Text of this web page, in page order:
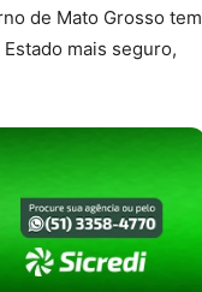
de Mato Grosso tem
mais seguro,